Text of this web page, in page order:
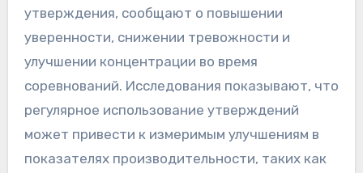
утверждения, сообщают о повышении
уверенности, снижении тревожности и
улучшении концентрации во время
соревнований. Исследования показывают, что
регулярное использование утверждений
может привести к измеримым улучшениям в
показателях производительности, таких как